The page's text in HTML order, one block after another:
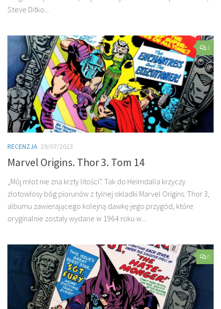
Steve Ditko...
1
RECENZJA 29/07/2023
Marvel Origins. Thor 3. Tom 14
„Mój młot nie zna krzty litości”. Tak do Heimdalla krzyczy
złotowłosy bóg piorunów z tylnej okładki Marvel Origins. Thor 3,
albumu zawierającego kolejną dawkę jego przygód, które
oryginalnie zostały wydane w 1964 roku w...
0